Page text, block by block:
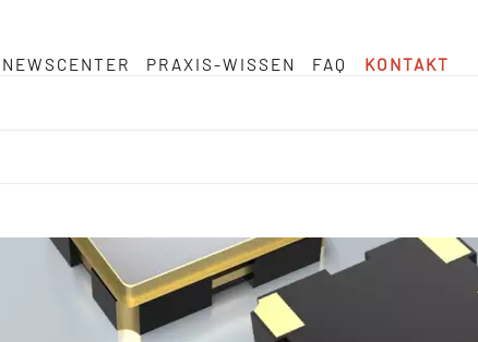
NEWSCENTER
PRAXIS-WISSEN
FAQ KONTAKT